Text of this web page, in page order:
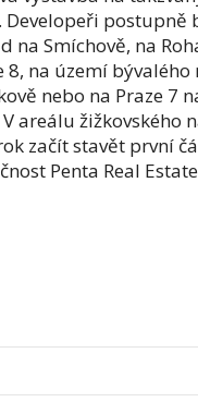
Developeři postupně
na Smíchově, na
8, na území
nebo na Praze 7
areálu žižkovského
začít stavět první
Penta Real